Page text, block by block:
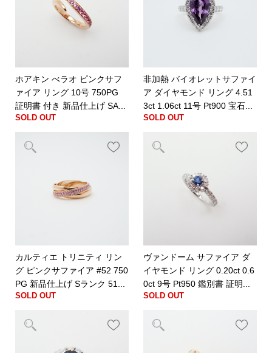
ホアキン べラオ ピンクサフ
ァイア リング 10号 750PG
証明書 付き 新品仕上げ SA...
SOLD OUT
非加熱 バイオレットサファイ
ア ダイヤモンド リング 4.51
3ct 1.06ct 11号 Pt900 宝石...
SOLD OUT
カルティエ トリニティ リン
グ ピンクサファイア #52 750
PG 新品仕上げ Sランク 51...
SOLD OUT
ヴァンドーム サファイア ダ
イヤモンド リング 0.20ct 0.6
0ct 9号 Pt950 鑑別書 証明...
SOLD OUT